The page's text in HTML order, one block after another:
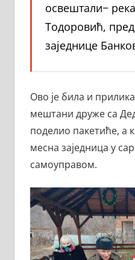
освештали−
Тодоровић,
заједнице
Ово је била и
мештани друже са
поделио пакетиће, а
месна заједница у
самоуправом.